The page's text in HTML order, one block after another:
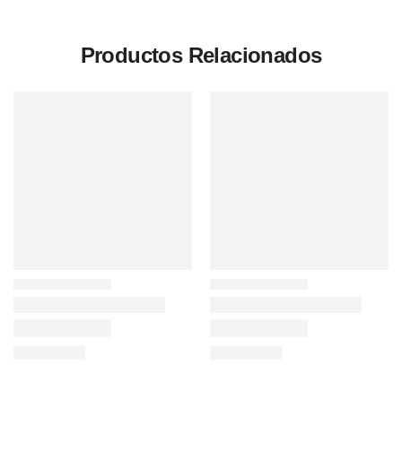
Productos Relacionados